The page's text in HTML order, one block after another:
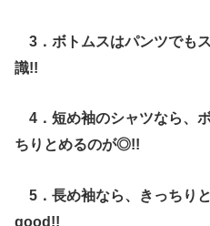
3．ボトムスはパンツでも
識!!
4．短め袖のシャツなら、
ちりとめるのが◎!!
5．長め袖なら、きっちり
good!!